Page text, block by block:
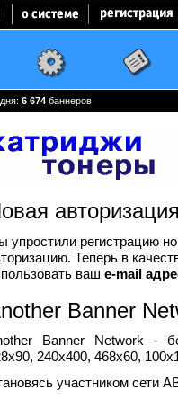
6 674 баннеров
упростили регистрацию
Теперь в
ваш e-mail
Banner
Banner Network -
240x400, 468x60,
участником сети